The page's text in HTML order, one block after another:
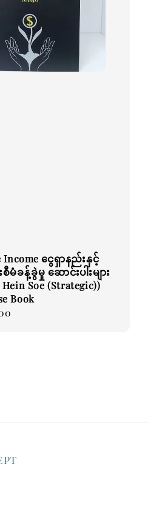
Income ငွေရှာနည်းနှင့်
မံခန့်ခွဲမှု ဆောင်းပါးများ
Hein Soe (Strategic))
Book